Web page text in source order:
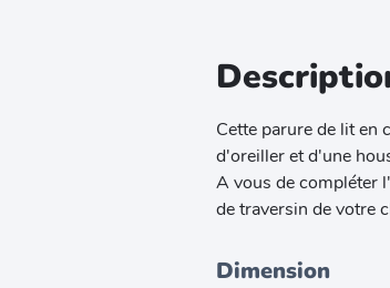
Cette parure de lit en
d'oreiller et d'une
A vous de compléter
de traversin de votre
Dimension